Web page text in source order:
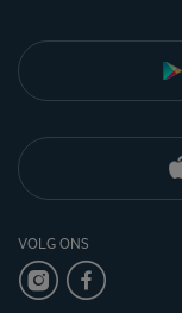
VOLG ONS